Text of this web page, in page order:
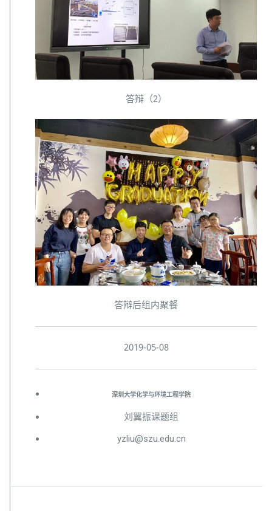
答辩（2）
答辩后组内聚餐
2019-05-08
深圳大学化学与环境工程学院
刘翼振课题组
yzliu@szu.edu.cn